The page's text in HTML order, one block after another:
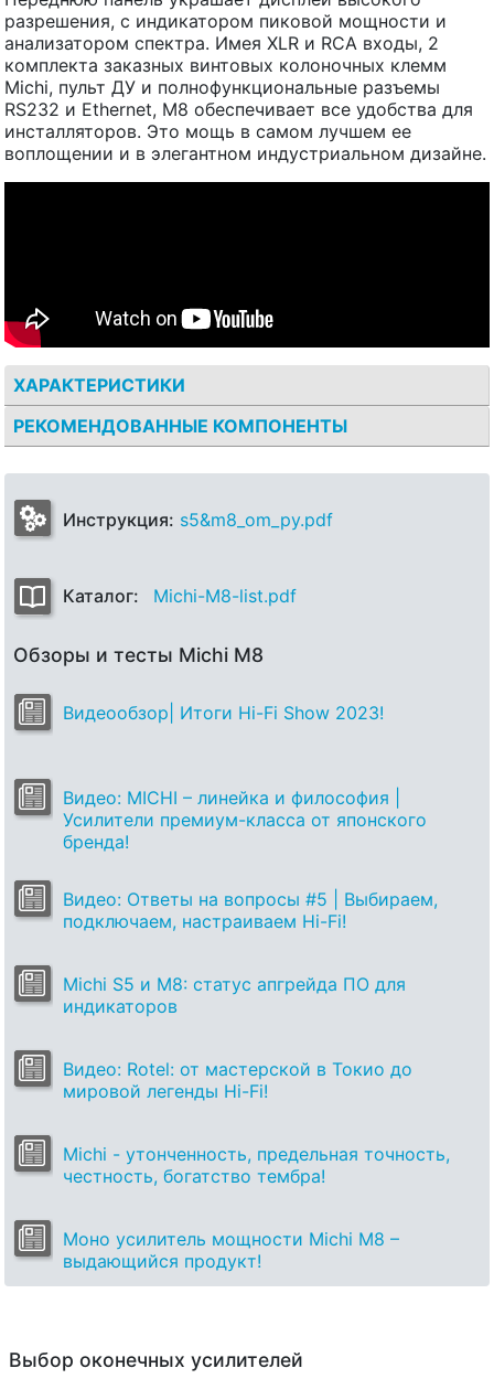
разрешения, с индикатором пиковой мощности и
анализатором спектра. Имея XLR и RCA входы, 2
комплекта заказных винтовых колоночных клемм
Michi, пульт ДУ и полнофункциональные разъемы
RS232 и Ethernet, M8 обеспечивает все удобства для
инсталляторов. Это мощь в самом лучшем ее
воплощении и в элегантном индустриальном дизайне.
ХАРАКТЕРИСТИКИ
РЕКОМЕНДОВАННЫЕ КОМПОНЕНТЫ
Инструкция: s5&m8_om_py.pdf
Каталог: Michi-M8-list.pdf
Обзоры и тесты Michi M8
Видеообзор| Итоги Hi-Fi Show 2023!
Видео: MICHI – линейка и философия |
Усилители премиум-класса от японского
бренда!
Видео: Ответы на вопросы #5 | Выбираем,
подключаем, настраиваем Hi-Fi!
Michi S5 и M8: статус апгрейда ПО для
индикаторов
Видео: Rotel: от мастерской в Токио до
мировой легенды Hi-Fi!
Michi - утонченность, предельная точность,
честность, богатство тембра!
Моно усилитель мощности Michi M8 –
выдающийся продукт!
Выбор оконечных усилителей